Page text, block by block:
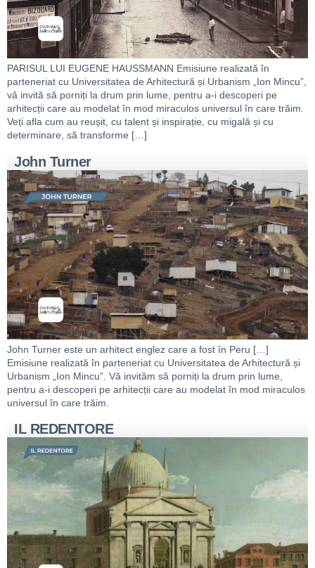
PARISUL LUI EUGENE HAUSSMANN Emisiune realizată în
parteneriat cu Universitatea de Arhitectură și Urbanism „Ion Mincu”,
vă invită să porniți la drum prin lume, pentru a-i descoperi pe
arhitecții care au modelat în mod miraculos universul în care trăim.
Veți afla cum au reușit, cu talent și inspirație, cu migală și cu
determinare, să transforme […]
John Turner
John Turner este un arhitect englez care a fost în Peru […]
Emisiune realizată în parteneriat cu Universitatea de Arhitectură și
Urbanism „Ion Mincu”. Vă invităm să porniți la drum prin lume,
pentru a-i descoperi pe arhitecții care au modelat în mod miraculos
universul în care trăim.
IL REDENTORE